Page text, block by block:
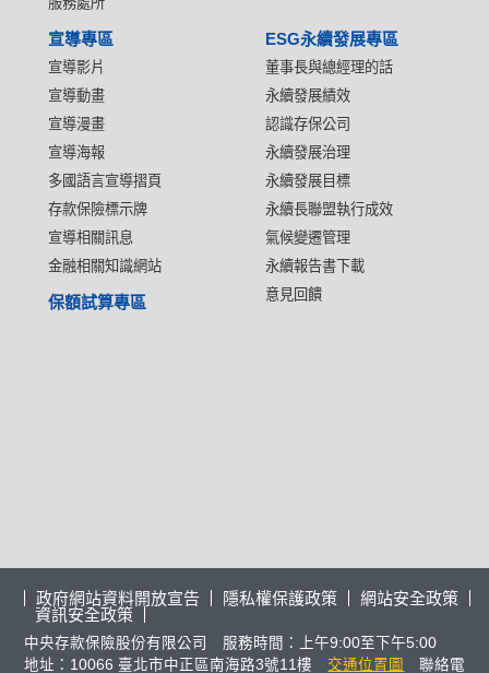
宣導專區
宣導影片
宣導動畫
宣導漫畫
宣導海報
多國語言宣導摺頁
存款保險標示牌
宣導相關訊息
金融相關知識網站
ESG永續發展專區
董事長與總經理的話
永續發展績效
認識存保公司
永續發展治理
永續發展目標
永續長聯盟執行成效
氣候變遷管理
永續報告書下載
意見回饋
保額試算專區
政府網站資料開放宣告 隱私權保護政策
網站安全政策
資訊安全政策
中央存款保險股份有限公司 服務時間：上午9:00至下午5:00
地址：10066 臺北市中正區南海路3號11樓
交通位置圖 聯絡電